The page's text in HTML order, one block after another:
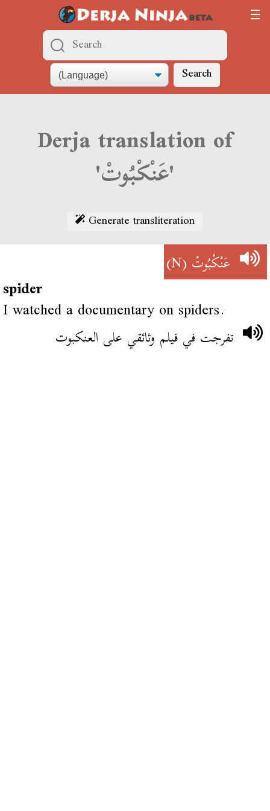
Search
Derja translation of
'عَنْكْبُوتْ'
Generate transliteration
عَنْكْبُوتْ(N)
spider
I watched a documentary on spiders.
تفرجت في فيلم وثائقي على العنكبوت